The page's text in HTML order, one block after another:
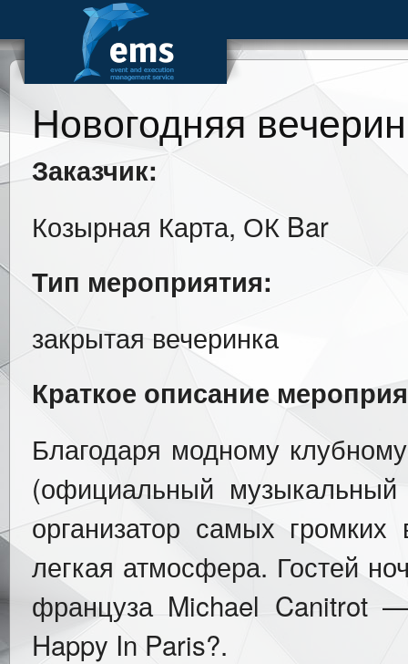
Новогодняя
Заказчик:
Козырная Карта, ОК Bar
Тип мероприятия:
закрытая вечеринка
Краткое описание
Благодаря модному
(официальный
организатор самых
легкая атмосфера. Гостей
француза Michael Canitrot
Happy In Paris?.